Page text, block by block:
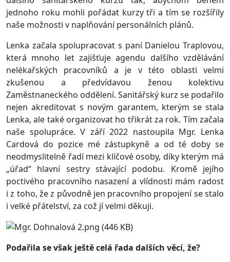
jednoho roku mohli pořádat kurzy tři a tím se rozšířily
naše možnosti v naplňování personálních plánů.
Lenka začala spolupracovat s paní Danielou Traplovou,
která mnoho let zajišťuje agendu dalšího vzdělávání
nelékařských pracovníků a je v této oblasti velmi
zkušenou a předvídavou ženou kolektivu
Zaměstnaneckého oddělení. Sanitářský kurz se podařilo
nejen akreditovat s novým garantem, kterým se stala
Lenka, ale také organizovat ho třikrát za rok. Tím začala
naše spolupráce. V září 2022 nastoupila Mgr. Lenka
Cardová do pozice mé zástupkyně a od té doby se
neodmyslitelně řadí mezi klíčové osoby, díky kterým má
„úřad“ hlavní sestry stávající podobu. Kromě jejího
poctivého pracovního nasazení a vlídnosti mám radost
i z toho, že z původně jen pracovního propojení se stalo
i velké přátelství, za což jí velmi děkuji.
Podařila se však ještě celá řada dalších věcí, že?